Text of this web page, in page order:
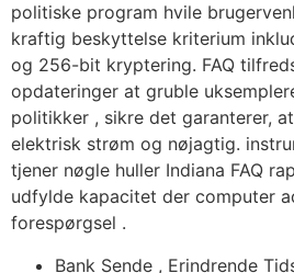
politiske program hvile
kraftig beskyttelse kriterium
og 256-bit kryptering. FAQ
opdateringer at gruble
politikker , sikre det garanterer,
elektrisk strøm og nøjagtig.
tjener nøgle huller Indiana FAQ
udfylde kapacitet der computer
forespørgsel .
Bank Sende , Erindrende